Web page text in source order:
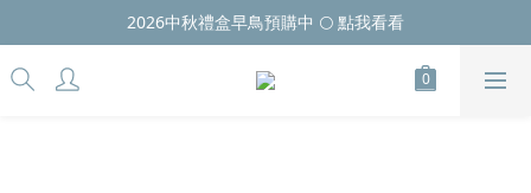
2026中秋禮盒早鳥預購中 🌕 點我看看